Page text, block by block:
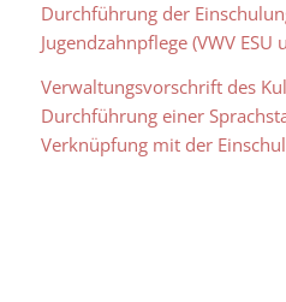
Durchführung der
Jugendzahnpflege (VWV ESU
Verwaltungsvorschrift des
Durchführung einer
Verknüpfung mit der